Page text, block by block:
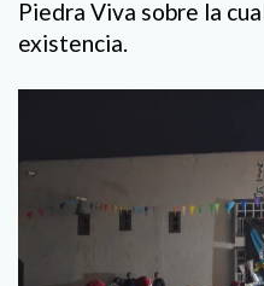
Piedra Viva sobre la
existencia.